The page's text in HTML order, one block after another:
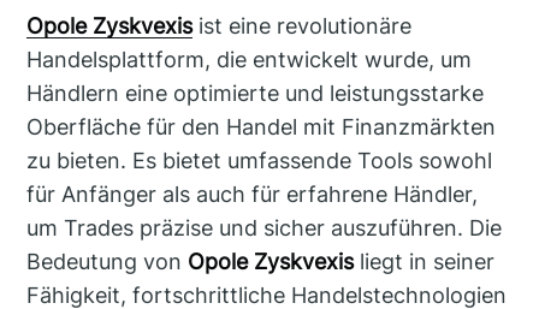
Opole Zyskvexisist eine revolutionäre
Handelsplattform, die entwickelt wurde, um
Händlern eine optimierte und leistungsstarke
Oberfläche für den Handel mit Finanzmärkten
zu bieten. Es bietet umfassende Tools sowohl
für Anfänger als auch für erfahrene Händler,
um Trades präzise und sicher auszuführen. Die
Bedeutung von Opole Zyskvexisliegt in seiner
Fähigkeit, fortschrittliche Handelstechnologien